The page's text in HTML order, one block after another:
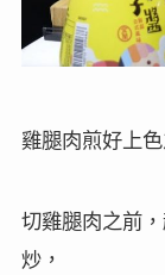
雞腿肉煎好上
切雞腿肉之前
炒，